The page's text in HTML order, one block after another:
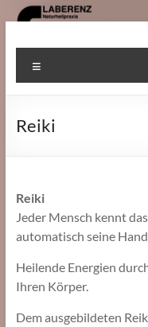
Inhalt
springen
Reiki
Reiki
Jeder Mensch kennt
automatisch seine
Heilende Energien
Ihren Körper.
Dem ausgebildeten